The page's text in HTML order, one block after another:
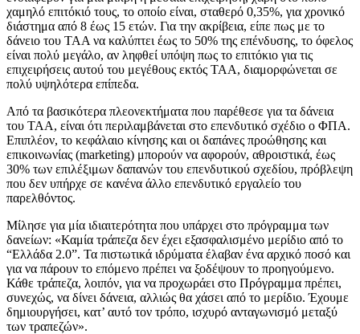
χαμηλό επιτόκιό τους, το οποίο είναι, σταθερό 0,35%, για χρονικό
διάστημα από 8 έως 15 ετών. Για την ακρίβεια, είπε πως με το
δάνειο του ΤΑΑ να καλύπτει έως το 50% της επένδυσης, το όφελος
είναι πολύ μεγάλο, αν ληφθεί υπόψη πως το επιτόκιο για τις
επιχειρήσεις αυτού του μεγέθους εκτός ΤΑΑ, διαμορφώνεται σε
πολύ υψηλότερα επίπεδα.
Από τα βασικότερα πλεονεκτήματα που παρέθεσε για τα δάνεια
του ΤΑΑ, είναι ότι περιλαμβάνεται στο επενδυτικό σχέδιο ο ΦΠΑ.
Επιπλέον, το κεφάλαιο κίνησης και οι δαπάνες προώθησης και
επικοινωνίας (marketing) μπορούν να αφορούν, αθροιστικά, έως
30% των επιλέξιμων δαπανών του επενδυτικού σχεδίου, πρόβλεψη
που δεν υπήρχε σε κανένα άλλο επενδυτικό εργαλείο του
παρελθόντος.
Μίλησε για μία ιδιαιτερότητα που υπάρχει στο πρόγραμμα των
δανείων: «Καμία τράπεζα δεν έχει εξασφαλισμένο μερίδιο από το
“Ελλάδα 2.0”. Τα πιστωτικά ιδρύματα έλαβαν ένα αρχικό ποσό και
για να πάρουν το επόμενο πρέπει να ξοδέψουν το προηγούμενο.
Κάθε τράπεζα, λοιπόν, για να προχωράει στο Πρόγραμμα πρέπει,
συνεχώς, να δίνει δάνεια, αλλιώς θα χάσει από το μερίδιο. Έχουμε
δημιουργήσει, κατ’ αυτό τον τρόπο, ισχυρό ανταγωνισμό μεταξύ
των τραπεζών».